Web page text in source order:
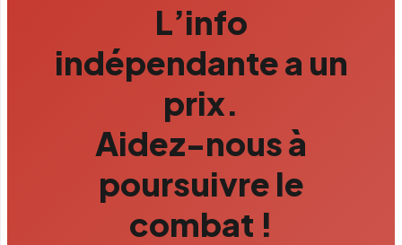
L’info
indépendante a un
prix.
Aidez-nous à
poursuivre le
combat !